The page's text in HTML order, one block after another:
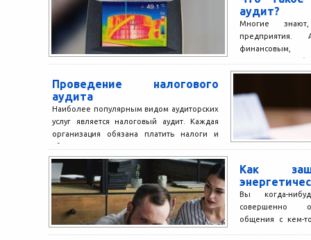
аудит?
Многие
финансовым,
экологическим
которых влияет
Проведение налогового
аудита
Наиболее популярным видом аудиторских
услуг является налоговый аудит. Каждая
организация обязана платить налоги и
сборы, установленные законом. Однако в
условиях...
Как
Вы когда-
совершенно
общения с кем-